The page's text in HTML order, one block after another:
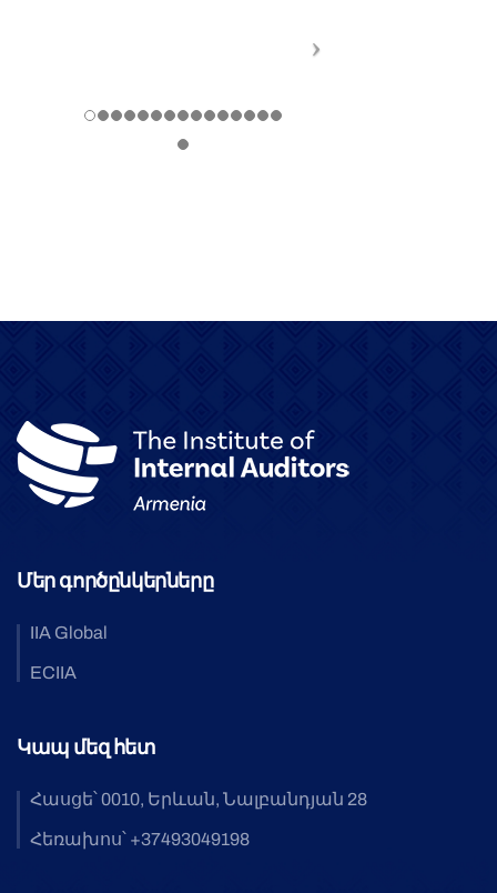
Մեր գործընկերները
IIA Global
ECIIA
Կապ մեզ հետ
Հասցե՝ 0010, Երևան, Նալբանդյան 28
Հեռախոս՝ +37493049198